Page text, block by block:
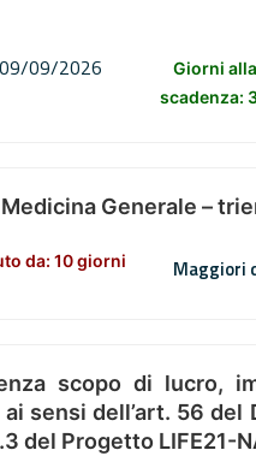
09/2026
Giorni alla
scadenza:
Generale –
da: 10 giorni Maggiori
scopo di lucro,
dell’art. 56 del
Progetto LIFE21-